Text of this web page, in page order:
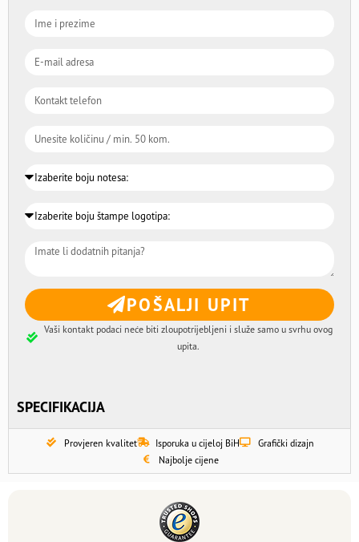
POŠALJI UPIT
Vaši kontakt podaci neće biti zloupotrijebljeni i služe samo u svrhu ovog
upita.
SPECIFIKACIJA
Provjeren kvalitet Isporuka u cijeloj BiH
Grafički dizajn
Najbolje cijene